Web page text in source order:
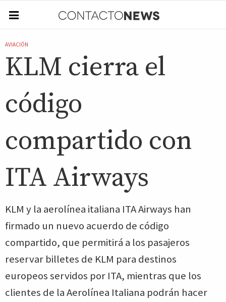
AVIACIÓN
KLM cierra el
código
compartido con
ITA Airways
KLM y la aerolínea italiana ITA Airways han
firmado un nuevo acuerdo de código
compartido, que permitirá a los pasajeros
reservar billetes de KLM para destinos
europeos servidos por ITA, mientras que los
clientes de la Aerolínea Italiana podrán hacer